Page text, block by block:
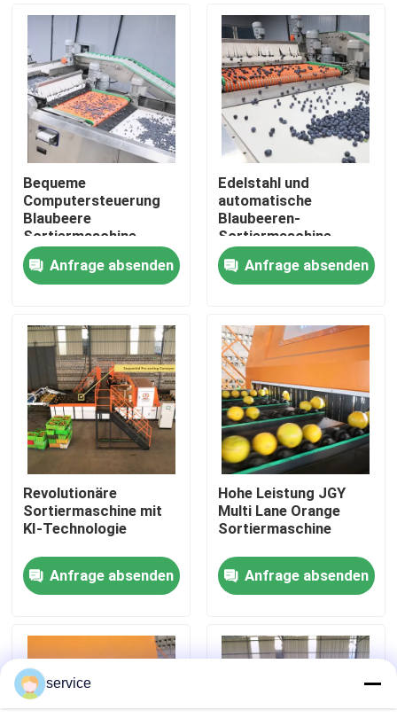
Haus
Produkte
Videos
VR Show
Über uns
Fabrik-Ausflug
Nachrichten
Bequeme
Computersteuerung
Blaubeere
Sortiermaschine
Edelstahl
Anfrage absenden
Edelstahl und
automatische
Blaubeeren-
Sortiermaschine -
99,9% Genauigkeit
Anfrage absenden
Revolutionäre
Sortiermaschine mit
KI-Technologie
Anfrage absenden
Hohe Leistung JGY
Multi Lane Orange
Sortiermaschine
Anfrage absenden
service